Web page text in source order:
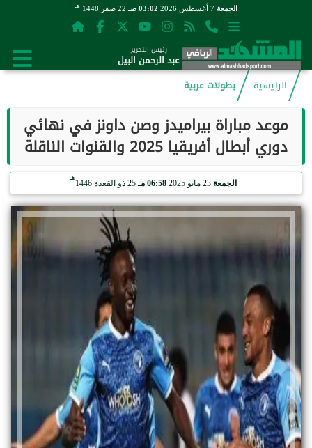
الجمعة 03:02 صـ 22 صفر 1448 هـ
رئيس التحرير
عبد الرحمن البيل
الرئيسية
بطولات عربية
موعد مباراة بيراميدز وصن داونز في نهائي
دوري أبطال أفريقيا 2025 والقنوات الناقلة
الجمعة 06:58 مـ 25 ذو القعدة 1446
هـ